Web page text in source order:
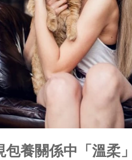
包養關係中「溫柔